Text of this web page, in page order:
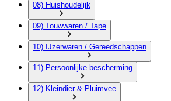
08) Huishoudelijk
09) Touwwaren / Tape
10) IJzerwaren / Gereedschappen
11) Persoonlijke bescherming
12) Kleindier & Pluimvee